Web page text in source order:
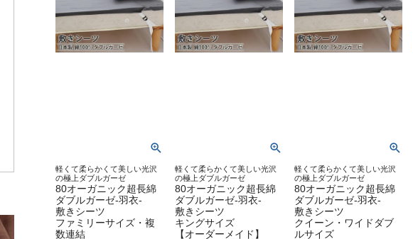
軽くて柔らかくて美しい光沢
の極上ダブルガーゼ
80オーガニック超長綿
ダブルガーゼ-羽衣-
敷きシーツ
ファミリーサイズ・複
数連結
軽くて柔らかくて美しい光沢
の極上ダブルガーゼ
80オーガニック超長綿
ダブルガーゼ-羽衣-
敷きシーツ
キングサイズ
【オーダーメイド】
軽くて柔らかくて美しい光沢
の極上ダブルガーゼ
80オーガニック超長綿
ダブルガーゼ-羽衣-
敷きシーツ
クイーン・ワイドダブ
ルサイズ